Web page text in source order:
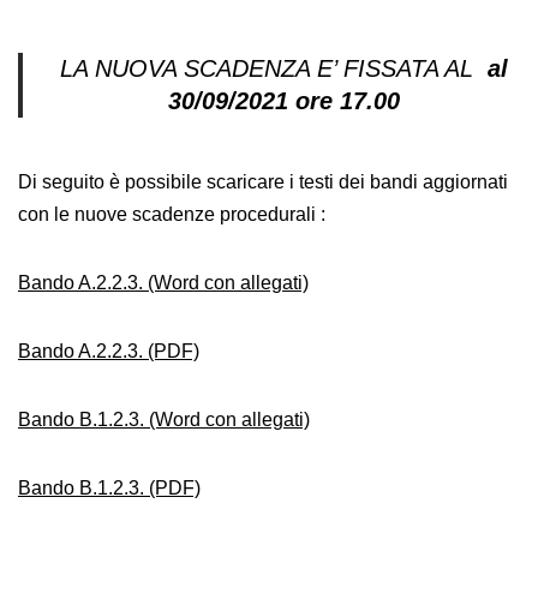
LA NUOVA SCADENZA E’ FISSATA AL al
30/09/2021 ore 17.00
Di seguito è possibile scaricare i testi dei bandi aggiornati
con le nuove scadenze procedurali :
Bando A.2.2.3. (Word con allegati)
Bando A.2.2.3. (PDF)
Bando B.1.2.3. (Word con allegati)
Bando B.1.2.3. (PDF)